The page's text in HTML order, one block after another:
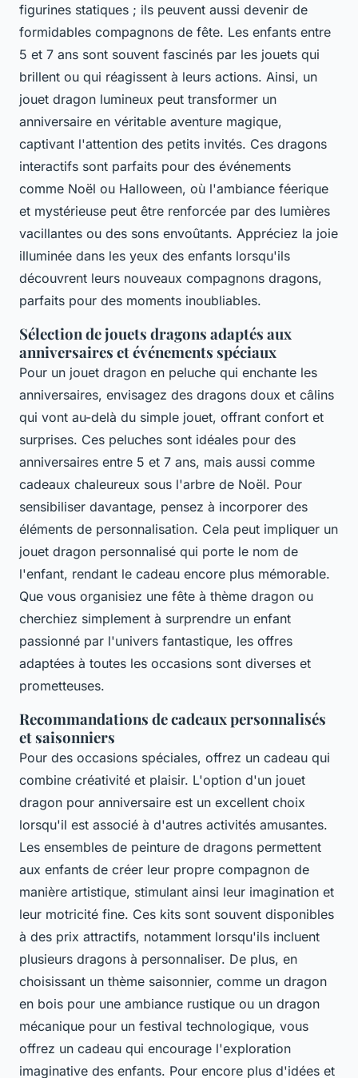
figurines statiques ; ils peuvent aussi devenir de
formidables compagnons de fête. Les enfants entre
5 et 7 ans sont souvent fascinés par les jouets qui
brillent ou qui réagissent à leurs actions. Ainsi, un
jouet dragon lumineux peut transformer un
anniversaire en véritable aventure magique,
captivant l'attention des petits invités. Ces dragons
interactifs sont parfaits pour des événements
comme Noël ou Halloween, où l'ambiance féerique
et mystérieuse peut être renforcée par des lumières
vacillantes ou des sons envoûtants. Appréciez la joie
illuminée dans les yeux des enfants lorsqu'ils
découvrent leurs nouveaux compagnons dragons,
parfaits pour des moments inoubliables.
Sélection de jouets dragons adaptés aux
anniversaires et événements spéciaux
Pour un jouet dragon en peluche qui enchante les
anniversaires, envisagez des dragons doux et câlins
qui vont au-delà du simple jouet, offrant confort et
surprises. Ces peluches sont idéales pour des
anniversaires entre 5 et 7 ans, mais aussi comme
cadeaux chaleureux sous l'arbre de Noël. Pour
sensibiliser davantage, pensez à incorporer des
éléments de personnalisation. Cela peut impliquer un
jouet dragon personnalisé qui porte le nom de
l'enfant, rendant le cadeau encore plus mémorable.
Que vous organisiez une fête à thème dragon ou
cherchiez simplement à surprendre un enfant
passionné par l'univers fantastique, les offres
adaptées à toutes les occasions sont diverses et
prometteuses.
Recommandations de cadeaux personnalisés
et saisonniers
Pour des occasions spéciales, offrez un cadeau qui
combine créativité et plaisir. L'option d'un jouet
dragon pour anniversaire est un excellent choix
lorsqu'il est associé à d'autres activités amusantes.
Les ensembles de peinture de dragons permettent
aux enfants de créer leur propre compagnon de
manière artistique, stimulant ainsi leur imagination et
leur motricité fine. Ces kits sont souvent disponibles
à des prix attractifs, notamment lorsqu'ils incluent
plusieurs dragons à personnaliser. De plus, en
choisissant un thème saisonnier, comme un dragon
en bois pour une ambiance rustique ou un dragon
mécanique pour un festival technologique, vous
offrez un cadeau qui encourage l'exploration
imaginative des enfants. Pour encore plus d'idées et